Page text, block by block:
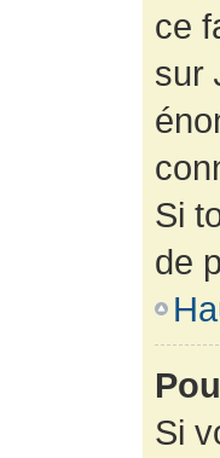
ce
sur
Si
de
Si